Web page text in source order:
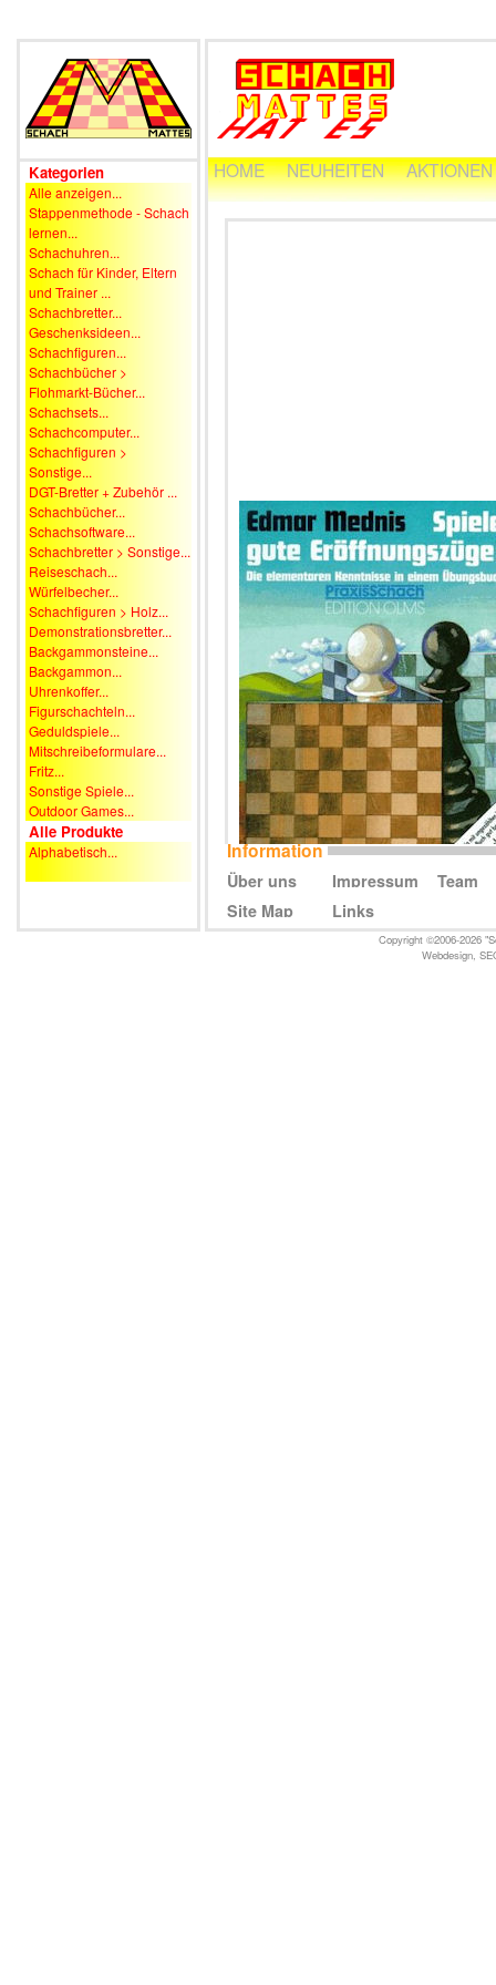
Kategorien
Alle anzeigen...
Stappenmethode - Schach
lernen...
Schachuhren...
Schach für Kinder, Eltern
und Trainer ...
Schachbretter...
Geschenksideen...
Schachfiguren...
Schachbücher >
Flohmarkt-Bücher...
Schachsets...
Schachcomputer...
Schachfiguren >
Sonstige...
DGT-Bretter + Zubehör ...
Schachbücher...
Schachsoftware...
Schachbretter > Sonstige...
Reiseschach...
Würfelbecher...
Schachfiguren > Holz...
Demonstrationsbretter...
Backgammonsteine...
Backgammon...
Uhrenkoffer...
Figurschachteln...
Geduldspiele...
Mitschreibeformulare...
Fritz...
Sonstige Spiele...
Outdoor Games...
Alle Produkte
Alphabetisch...
HOME NEUHEITEN AKTIONEN
Information
Über uns Impressum
Team
Site Map
Links
Copyright ©2006-2026
Webdesign,